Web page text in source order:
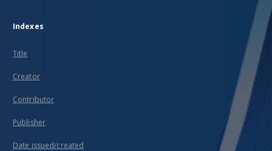
Indexes
Title
Creator
Contributor
Publisher
Date issued/created